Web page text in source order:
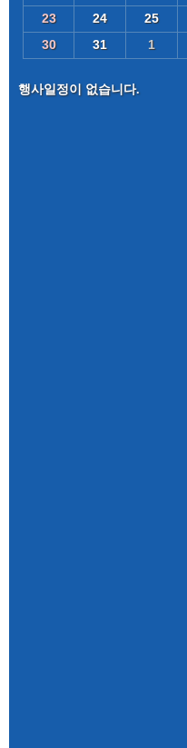
23
24 25
30
31 1
행사일정이 없습니다.